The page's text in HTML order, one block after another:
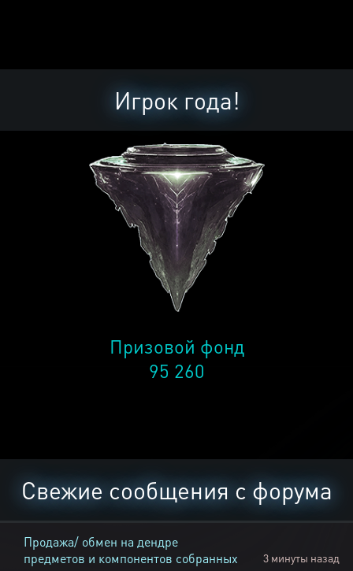
Игрок года!
Призовой фонд
95 260
Свежие сообщения с форума
Продажа/ обмен на дендре
предметов и компонентов собранных
3 минуты назад